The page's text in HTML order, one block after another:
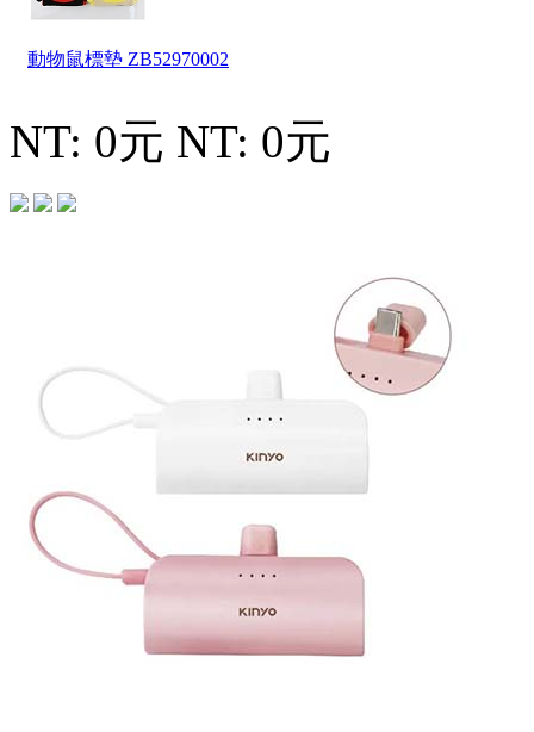
動物鼠標墊 ZB52970002
NT: 0元 NT: 0元